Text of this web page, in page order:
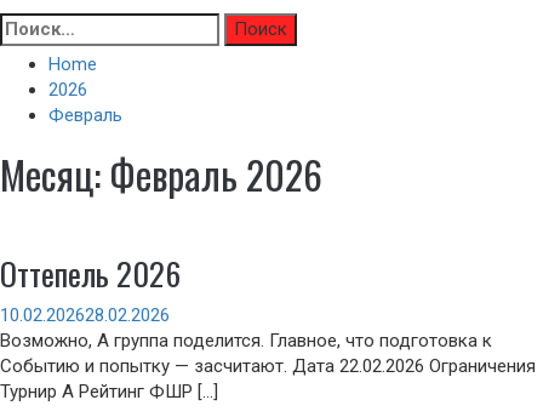
Skip
to
content
Найти:
Home
2026
Февраль
Месяц:Февраль 2026
Оттепель 2026
10.02.202628.02.2026
Возможно, А группа поделится. Главное, что подготовка к
Событию и попытку — засчитают. Дата 22.02.2026 Ограничения
Турнир А Рейтинг ФШР […]